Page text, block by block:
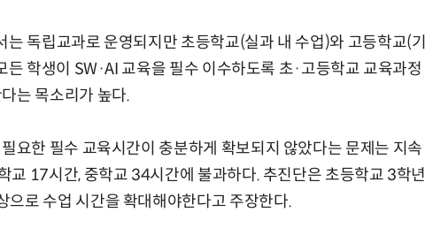
독립교과로 운영되지만 초등학교(실과 내 수업)와 고등학교(기
든 학생이 SW·AI 교육을 필수 이수하도록 초·고등학교 교육과정
는 목소리가 높다.
요한 필수 교육시간이 충분하게 확보되지 않았다는 문제는 지속
교 17시간, 중학교 34시간에 불과하다. 추진단은 초등학교 3학년
로 수업 시간을 확대해야한다고 주장한다.